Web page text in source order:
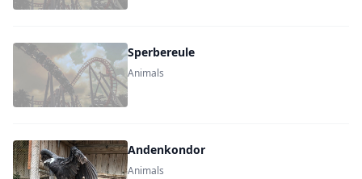
Sperbereule
Animals
Andenkondor
Animals